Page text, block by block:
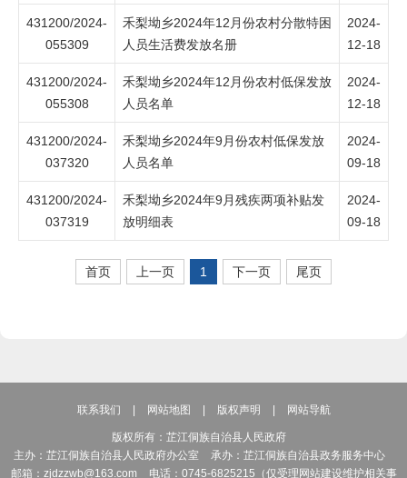
431200/2024-
055309
禾梨坳乡2024年12月份农村分散特困
人员生活费发放名册
2024-
12-18
431200/2024-
055308
禾梨坳乡2024年12月份农村低保发放
人员名单
2024-
12-18
431200/2024-
037320
禾梨坳乡2024年9月份农村低保发放
人员名单
2024-
09-18
431200/2024-
037319
禾梨坳乡2024年9月残疾两项补贴发
放明细表
2024-
09-18
首页 上一页 1 下一页 尾页
联系我们 网站地图 版权声明 网站导航
版权所有：芷江侗族自治县人民政府
主办：芷江侗族自治县人民政府办公室
承办：芷江侗族自治县政务服务中心
邮箱：zjdzzwb@163.com
电话：0745-6825215（仅受理网站建设维护相关事